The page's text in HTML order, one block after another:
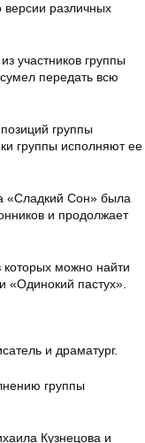
различных
участников группы
передать всю
группы
группы исполняют ее
«Сладкий Сон» была
и продолжает
можно найти
«Одинокий пастух».
и драматург.
группы
Кузнецова и